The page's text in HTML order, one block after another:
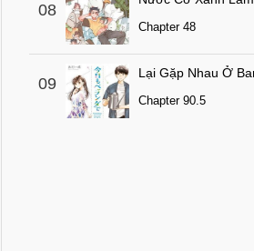
08
Chapter 48
09
Chapter 90.5